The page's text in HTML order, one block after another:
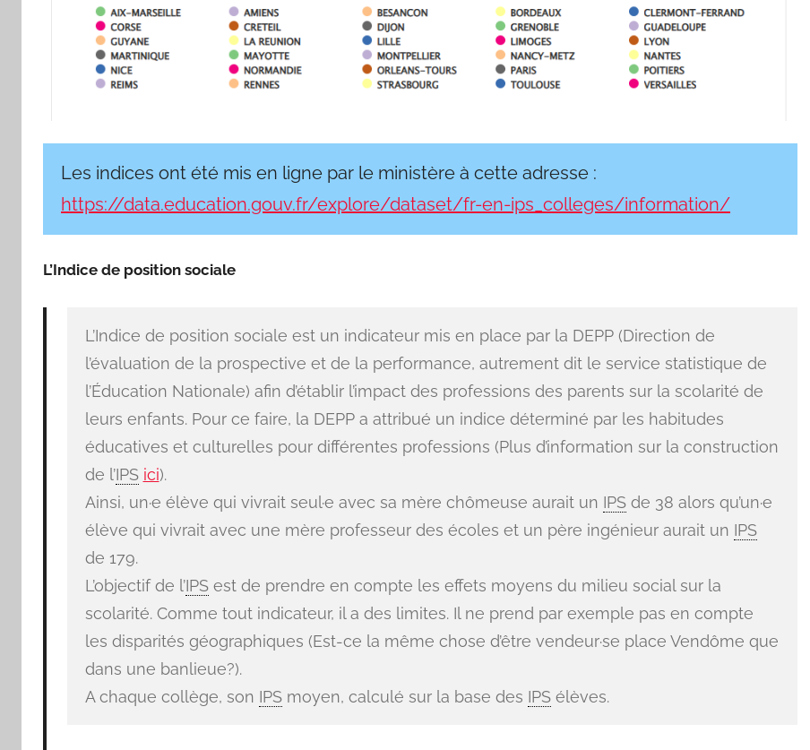
Les indices ont été mis en ligne par le ministère à cette adresse :
https://data.education.gouv.fr/explore/dataset/fr-en-ips_colleges/information/
L’Indice de position sociale
L’Indice de position sociale est un indicateur mis en place par la DEPP (Direction de
l’évaluation de la prospective et de la performance, autrement dit le service statistique de
l’Éducation Nationale) afin d’établir l’impact des professions des parents sur la scolarité de
leurs enfants. Pour ce faire, la DEPP a attribué un indice déterminé par les habitudes
éducatives et culturelles pour différentes professions (Plus d’information sur la construction
de l’IPS ici).
Ainsi, un·e élève qui vivrait seul·e avec sa mère chômeuse aurait un IPSde 38 alors qu’un·e
élève qui vivrait avec une mère professeur des écoles et un père ingénieur aurait un IPS
de 179.
L’objectif de l’IPSest de prendre en compte les effets moyens du milieu social sur la
scolarité. Comme tout indicateur, il a des limites. Il ne prend par exemple pas en compte
les disparités géographiques (Est-ce la même chose d’être vendeur·se place Vendôme que
dans une banlieue?).
A chaque collège, son IPSmoyen, calculé sur la base des IPSélèves.